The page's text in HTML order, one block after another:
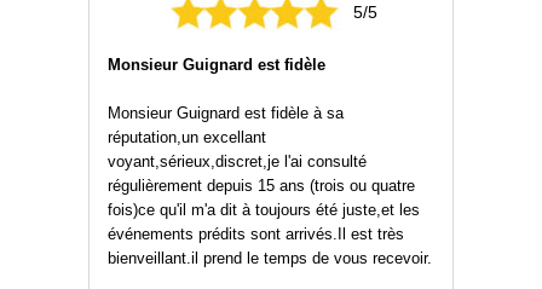
5/5
Monsieur Guignard est fidèle
Monsieur Guignard est fidèle à sa
réputation,un excellant
voyant,sérieux,discret,je l'ai consulté
régulièrement depuis 15 ans (trois ou quatre
fois)ce qu'il m'a dit à toujours été juste,et les
événements prédits sont arrivés.Il est très
bienveillant.il prend le temps de vous recevoir.